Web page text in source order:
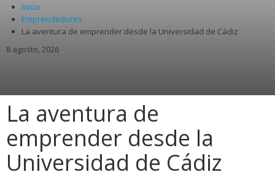
Inicio
Emprendedores
La aventura de emprender desde la Universidad de Cádiz
8 agosto, 2026
La aventura de
emprender desde la
Universidad de Cádiz